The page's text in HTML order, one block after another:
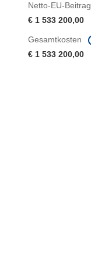
Netto-EU-Beitrag
€ 1 533 200,00
Gesamtkosten
€ 1 533 200,00